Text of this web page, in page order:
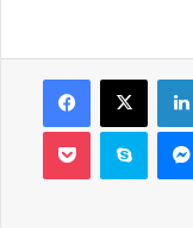
Facebook
X
Pocket Skype